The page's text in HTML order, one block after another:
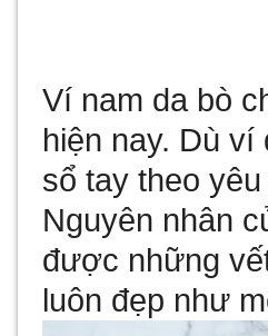
Ví nam da bò
hiện nay. Dù
sổ tay theo
Nguyên nhân
được những
luôn đẹp như